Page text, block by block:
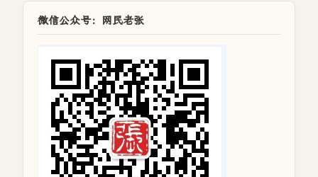
微信公众号：网民老张